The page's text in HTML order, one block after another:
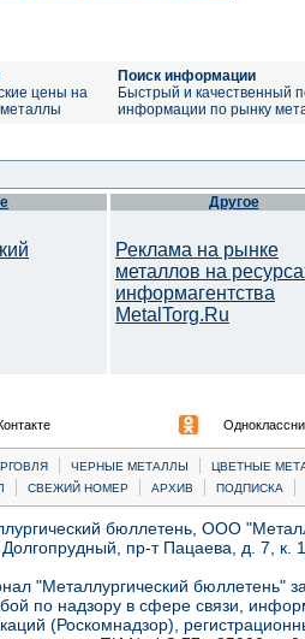
цены на
Поиск информации
Быстрый и качественный
информации по рынку
Другое
Реклама на рынке
металлов на
информагентства
MetalTorg.Ru
| ЧЕРНЫЕ МЕТАЛЛЫ |
ЦВЕТНЫЕ
| СВЕЖИЙ НОМЕР | АРХИВ | ПОДПИСКА |
бюллетень, ООО
Долгопрудный, пр-т Пацаева, д. 7,
"Металлургический бюллетень"
по надзору в сфере связи,
(Роскомнадзор),